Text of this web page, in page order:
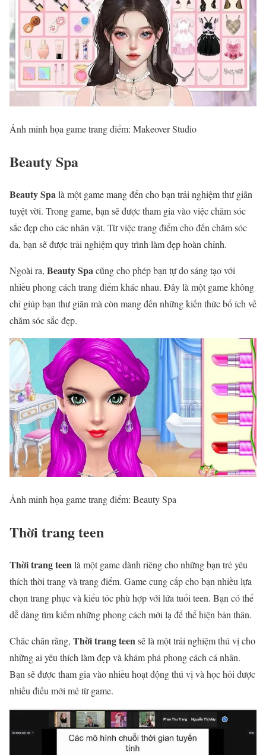
Ảnh minh họa game trang điểm: Makeover Studio
Beauty Spa
Beauty Spalà một game mang đến cho bạn trải nghiệm thư giãn
tuyệt vời. Trong game, bạn sẽ được tham gia vào việc chăm sóc
sắc đẹp cho các nhân vật. Từ việc trang điểm cho đến chăm sóc
da, bạn sẽ được trải nghiệm quy trình làm đẹp hoàn chỉnh.
Ngoài ra, Beauty Spacũng cho phép bạn tự do sáng tạo với
nhiều phong cách trang điểm khác nhau. Đây là một game không
chỉ giúp bạn thư giãn mà còn mang đến những kiến thức bổ ích về
chăm sóc sắc đẹp.
Ảnh minh họa game trang điểm: Beauty Spa
Thời trang teen
Thời trang teenlà một game dành riêng cho những bạn trẻ yêu
thích thời trang và trang điểm. Game cung cấp cho bạn nhiều lựa
chọn trang phục và kiểu tóc phù hợp với lứa tuổi teen. Bạn có thể
dễ dàng tìm kiếm những phong cách mới lạ để thể hiện bản thân.
Chắc chắn rằng, Thời trang teensẽ là một trải nghiệm thú vị cho
những ai yêu thích làm đẹp và khám phá phong cách cá nhân.
Bạn sẽ được tham gia vào nhiều hoạt động thú vị và học hỏi được
nhiều điều mới mẻ từ game.